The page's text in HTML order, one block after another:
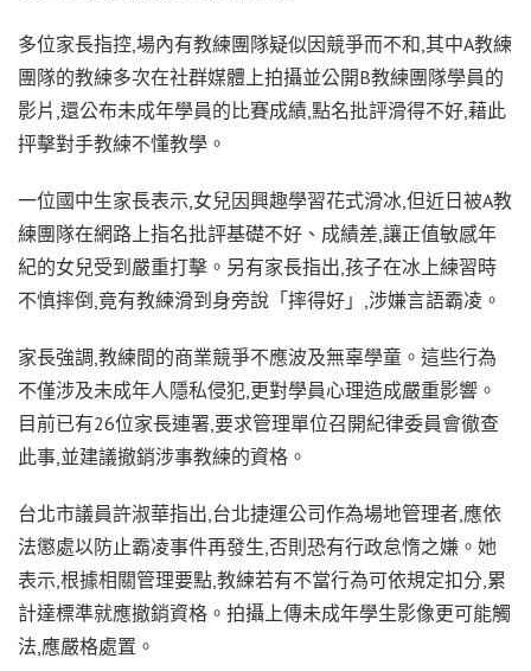
多位家長指控,場內有教練團隊疑似因競爭而不和,其中A教練
團隊的教練多次在社群媒體上拍攝並公開B教練團隊學員的
影片,還公布未成年學員的比賽成績,點名批評滑得不好,藉此
抨擊對手教練不懂教學。
一位國中生家長表示,女兒因興趣學習花式滑冰,但近日被A教
練團隊在網路上指名批評基礎不好、成績差,讓正值敏感年
紀的女兒受到嚴重打擊。另有家長指出,孩子在冰上練習時
不慎摔倒,竟有教練滑到身旁說「摔得好」,涉嫌言語霸凌。
家長強調,教練間的商業競爭不應波及無辜學童。這些行為
不僅涉及未成年人隱私侵犯,更對學員心理造成嚴重影響。
目前已有26位家長連署,要求管理單位召開紀律委員會徹查
此事,並建議撤銷涉事教練的資格。
台北市議員許淑華指出,台北捷運公司作為場地管理者,應依
法懲處以防止霸凌事件再發生,否則恐有行政怠惰之嫌。她
表示,根據相關管理要點,教練若有不當行為可依規定扣分,累
計達標準就應撤銷資格。拍攝上傳未成年學生影像更可能觸
法,應嚴格處置。